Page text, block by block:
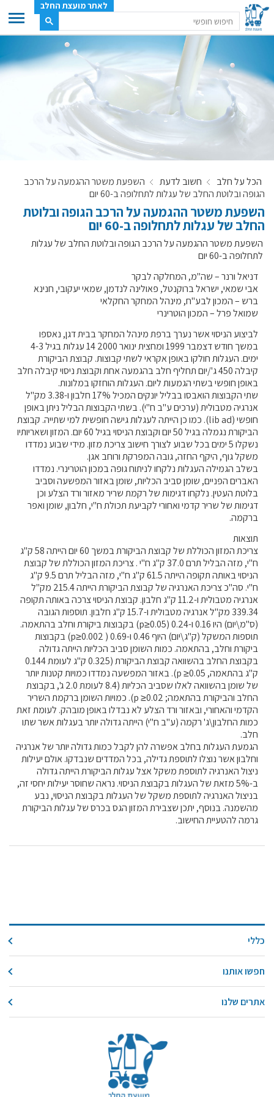
ענף החלב
מועצת החלב
משק החלב
תעשיית החלב
רשימת המחלבות
לאתר יצרני החלב
מחלקות המועצה, עיקרי עיסוקן
מפת הרפתות, הדירים והמחלבות
רשימת טלפונים – מועצת החלב
קול קורא ליצרנים חדשים – בקר / עיזים / כבשים
מכרזים
זוכרים
צור קשר
חלב לכל המשפחה
אוכלים בכיף
משקים תיירותיים
פעילויות ומערכים
סיפורי המשקים
שעת סיפור
ראיונות
ערוץ היו-טיוב שלנו
קרנות מחקר
מידע מדעי על תזונה ובריאות
פרסומי מועצת החלב
סקירת מחקרים
חלב ומוצריו
רכיבים תזונתיים
חלב לכל גיל
בריאות העצם
חלב וספורט
מיתוסים נפוצים
אתר מקצועי לאנשי המקצוע
מאמרים על חלב
וובינרים לאנשי מקצוע
לאתר מועצת החלב
הכל על חלב חשוב לדעת
השפעת משטר ההגמעה על הרכב
הגופה ובלוטת החלב של עגלות לתחלופה ב-60 יום
השפעת משטר ההגמעה על הרכב הגופה ובלוטת
החלב של עגלות לתחלופה ב-60 יום
השפעת משטר ההגמעה על הרכב הגופה ובלוטת החלב של עגלות
לתחלופה ב-60 יום
דניאל ורנר – שה"מ, המחלקה לבקר
אבי שמאי, ישראל ברוקנטל, פאולינה לנדמן, שמאי יעקובי, חנינא
ברש – המכון לבע"ח, מינהל המחקר החקלאי
שמואל פרל – המכון הוטרינרי
לביצוע הניסוי אשר נערך ברפת מינהל המחקר בבית דגן, נאספו
במשך חודש דצמבר 1999 ומחצית ינואר 2000 14 עגלות בגיל 4-3
ימים. העגלות חולקו באופן אקראי לשתי קבוצות. קבוצת הביקורת
קיבלה 450 ג'/יום תחליף חלב בהגמעה אחת וקבוצת ניסוי קיבלה חלב
באופן חופשי בשתי הגמעות ליום. העגלות הוחזקו במלונות.
שתי הקבוצות הואבסו בבליל יונקים המכיל 17% חלבון ו-3.38 מק"ל
אנרגיה מטבולית (ערכים ע"ב ח"י). בשתי הקבוצות הבליל ניתן באופן
חופשי (lib ad). כמו כן הייתה לעגלות גישה חופשית למי שתייה. קבוצת
הביקורת נגמלה בגיל 50 יום וקבוצת הניסוי בגיל 60 יום. המזון ושאריותיו
נשקלו 5 ימים בכל שבוע לצורך חישוב צריכת מזון. מידי שבוע נמדדו
משקל גוף, היקף החזה, גובה המפרקת ורוחב אגן.
בשלב הגמילה העגלות נלקחו לניתוח גופה במכון הוטרינרי. נמדדו
האברים הפניים, שומן סביב הכליות, שומן באזור המפשעה וסביב
בלוטת העטין. נלקחו דגימות של רקמת שריר מאזור ורד הצלע וכן
דגימות של שריר קדמי ואחורי לקביעת תכולת ח"י, חלבון, שומן ואפר
ברקמה.
תוצאות
צריכת המזון הכוללת של קבוצת הביקורת במשך 60 יום הייתה 58 ק"ג
ח"י, מזה הבליל תרם 37.0 ק"ג ח"י . צריכת המזון הכוללת של קבוצת
הניסוי באותה תקופה הייתה 61.5 ק"ג ח"י, מזה הבליל תרם 9.5 ק"ג
ח"י. סה"כ צריכת האנרגיה של קבוצת הביקורת הייתה 215.4 מק"ל
אנרגיה מטבולית ו-11.2 ק"ג חלבון. קבוצת הניסוי צרכה באותה תקופה
339.34 מק"ל אנרגיה מטבולית ו-15.7 ק"ג חלבון. תוספות הגובה
(ס"מ\יום) היו 0.16 ו-0.24 (0.05≤p) בקבוצות ביקורת וחלב בהתאמה.
תוספות המשקל (ק"ג\יום) היוף 0.46 ו-0.69 ( 0.002≤p) בקבוצות
ביקורת וחלב, בהתאמה. כמות השומן סביב הכליות הייתה גדולה
בקבוצת החלב בהשוואה קבוצת הביקורת (0.325 ק"ג לעומת 0.144
ק"ג בהתאמה, 0.05≤ p). באזור המפשעה נמדדו כמויות קטנות יותר
של שומן בהשוואה לאלו שסביב הכליות (8.4 לעומת 2.0 ג', בקבוצת
החלב והביקורת בהתאמה; 0.02≤ p). כמויות השומן ברקמת השריר
הקדמי והאחורי, ובאזור ורד הצלע לא נבדלו באופן מובהק. לעומת זאת
כמות החלבון\ג' רקמה (ע"ב ח"י) הייתה גדולה יותר בעגלות אשר שתו
חלב.
הגמעת העגלות בחלב אפשרה להן לקבל כמות גדולה יותר של אנרגיה
וחלבון אשר נוצלו לתוספת גדילה, בכל המדדים שנבדקו. אולם יעילות
ניצול האנרגיה לתוספת משקל אצל עגלות הביקורת הייתה גדולה
ב-5% מזאת של העגלות בקבוצת הניסוי. נראה שחוסר יעילות יחסי זה,
בניצול האנרגיה לתוספת משקל של העגלות בקבוצת הניסוי, נבע
מהשמנה. בנוסף, יתכן שצבירת המזון הגס בכרס של עגלות הביקורת
גרמה להטעיית החישוב.
כללי
חפשו אותנו
אתרים שלנו